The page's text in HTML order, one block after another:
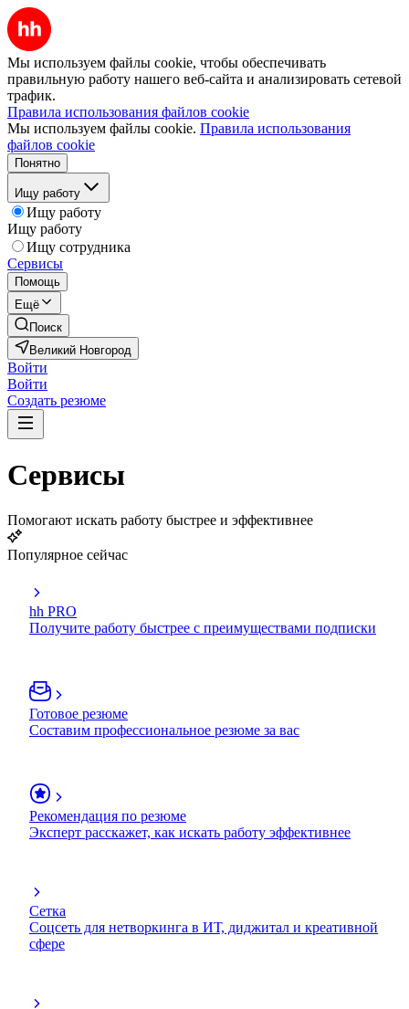
Мы используем файлы cookie, чтобы обеспечивать
правильную работу нашего веб-сайта и анализировать сетевой
трафик.
Правила использования файлов cookie
Мы используем файлы cookie. Правила использования
файлов cookie
Понятно
Ищу работу
Ищу работу
Ищу работу
Ищу сотрудника
Сервисы
Помощь
Ещё
Поиск
Великий Новгород
Войти
Войти
Создать резюме
Сервисы
Помогают искать работу быстрее и эффективнее
Популярное сейчас
hh PRO
Получите работу быстрее с преимуществами подписки
Готовое резюме
Составим профессиональное резюме за вас
Рекомендация по резюме
Эксперт расскажет, как искать работу эффективнее
Сетка
Соцсеть для нетворкинга в ИТ, диджитал и креативной
сфере